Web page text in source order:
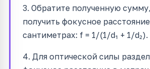
3. Обратите полученную
получить фокусное
сантиметрах: f = 1/(1/d₁ + 1/d₂).
4. Для оптической силы